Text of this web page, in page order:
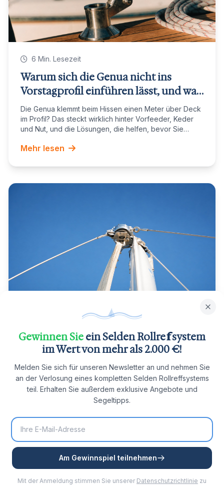
6 Min. Lesezeit
Warum sich die Genua nicht ins
Vorstagprofil einführen lässt, und was
wirklich hilft
Die Genua klemmt beim Hissen einen Meter über Deck
im Profil? Das steckt wirklich hinter Vorfeeder, Keder
und Nut, und die Lösungen, die helfen, bevor Sie
Mehr lesen
6 Min. Lesezeit
Warum sich der Fall um Ihr
Vorstagprofil wickelt, und wie Sie es
verhindern
Die Furlleine wird schlaff und die Genua bleibt halb
aufgerollt hängen: In neun von zehn Fällen wickelt sich
So erkennen Sie es, und so lösen es Furlex, Harken,
Profurl und Facnor.
Mehr lesen
Alle Artikel ansehen
Gewinnen Sieein Selden Rollreffsystem
im Wert von mehr als 2.000 €!
Melden Sie sich für unseren Newsletter an und nehmen Sie
an der Verlosung eines kompletten Selden Rollreffsystems
teil. Erhalten Sie außerdem exklusive Angebote und
Segeltipps.
Am Gewinnspiel teilnehmen
Mit der Anmeldung stimmen Sie unserer Datenschutzrichtlinie zu